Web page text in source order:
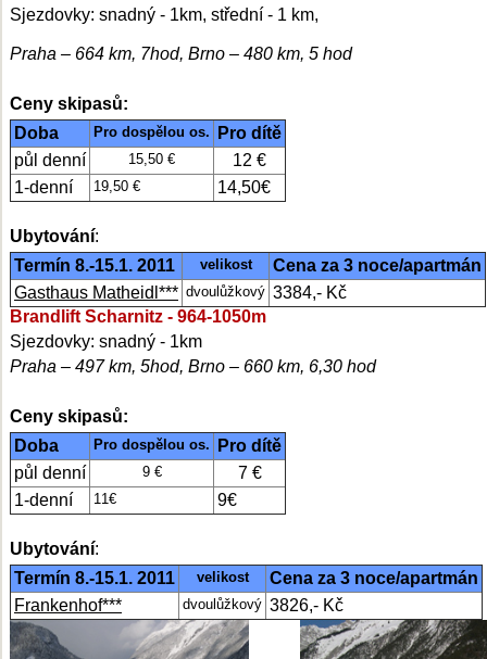
Sjezdovky: snadný - 1km, střední - 1 km,
Praha – 664 km, 7hod, Brno – 480 km, 5 hod
Ceny skipasů:
Doba
Pro dospělou os.
Pro dítě
půl denní
15,50 €
12 €
1-denní
19,50 € 14,50€
Ubytování:
Termín 8.-15.1. 2011
velikost
Cena za 3 noce/apartmán
Gasthaus Matheidl*** dvoulůžkový 3384,- Kč
Brandlift Scharnitz - 964-1050m
Sjezdovky: snadný - 1km
Praha – 497 km, 5hod, Brno – 660 km, 6,30 hod
Ceny skipasů:
Doba
Pro dospělou os.
Pro dítě
půl denní
9 €
7 €
1-denní
11€ 9€
Ubytování:
Termín 8.-15.1. 2011
velikost
Cena za 3 noce/apartmán
Frankenhof*** dvoulůžkový 3826,- Kč